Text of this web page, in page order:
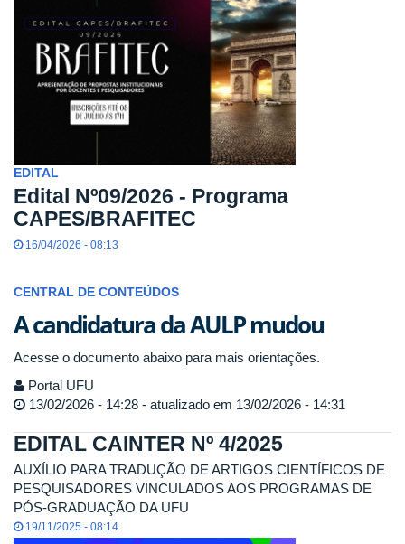
EDITAL
Edital Nº09/2026 - Programa
CAPES/BRAFITEC
16/04/2026 - 08:13
CENTRAL DE CONTEÚDOS
A candidatura da AULP mudou
Acesse o documento abaixo para mais orientações.
Portal UFU
13/02/2026 - 14:28 - atualizado em 13/02/2026 - 14:31
EDITAL CAINTER Nº 4/2025
AUXÍLIO PARA TRADUÇÃO DE ARTIGOS CIENTÍFICOS DE
PESQUISADORES VINCULADOS AOS PROGRAMAS DE
PÓS-GRADUAÇÃO DA UFU
19/11/2025 - 08:14